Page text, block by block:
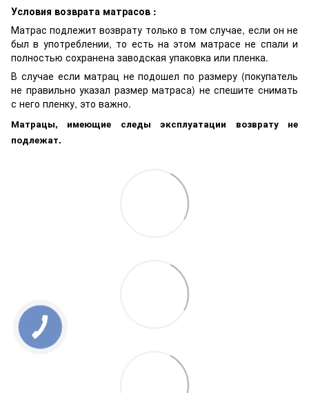
Условия возврата матрасов :
Матрас подлежит возврату только в том случае, если он не
был в употреблении, то есть на этом матрасе не спали и
полностью сохранена заводская упаковка или пленка.
В случае если матрац не подошел по размеру (покупатель
не правильно указал размер матраса) не спешите снимать
с него пленку, это важно.
Матрацы, имеющие следы эксплуатации возврату не
подлежат.